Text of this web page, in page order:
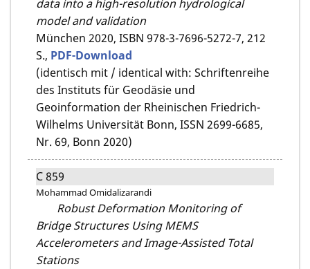
data into a high-resolution hydrological
model and validation
München 2020, ISBN 978-3-7696-5272-7, 212
S., PDF-Download
(identisch mit / identical with: Schriftenreihe
des Instituts für Geodäsie und
Geoinformation der Rheinischen Friedrich-
Wilhelms Universität Bonn, ISSN 2699-6685,
Nr. 69, Bonn 2020)
C 859
Mohammad Omidalizarandi
Robust Deformation Monitoring of
Bridge Structures Using MEMS
Accelerometers and Image-Assisted Total
Stations